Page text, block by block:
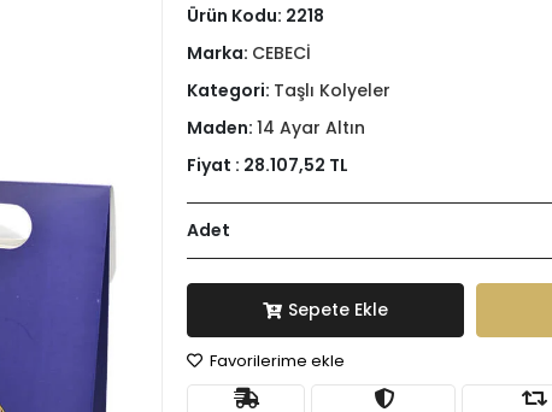
Ürün Kodu: 2218
Marka: CEBECİ
Kategori: Taşlı Kolyeler
Maden: 14 Ayar Altın
Fiyat : 28.107,52 TL
Adet
Sepete Ekle
Favorilerime ekle